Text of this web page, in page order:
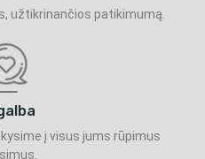
užtikrinančios patikimumą.
į visus jums rūpimus